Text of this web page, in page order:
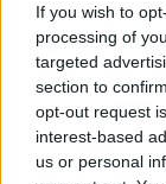
If you wish to
processing of
targeted
section to
opt-out request
interest-based
us or personal
D’Onofrio
170 posti
quello di
panorama